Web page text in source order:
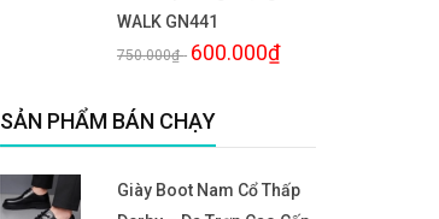
WALK GN441
750.000₫- 600.000₫
SẢN PHẨM BÁN CHẠY
Giày Boot Nam Cổ Thấp